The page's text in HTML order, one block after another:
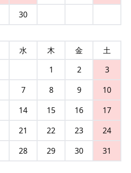
30
水 木 金
土
1
2
3
7 8 9
10
14 15 16
17
21 22 23
24
28 29 30 31